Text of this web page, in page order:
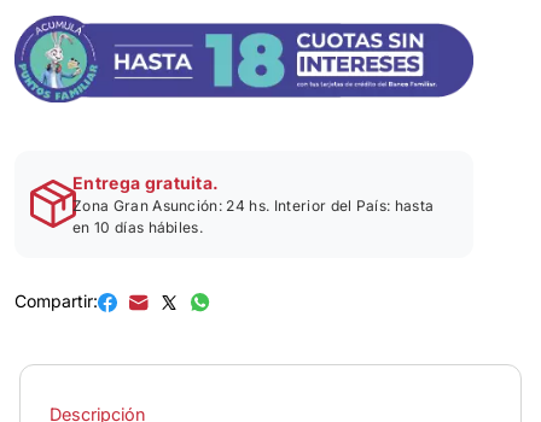
Entrega gratuita.
Zona Gran Asunción: 24 hs. Interior del País: hasta
en 10 días hábiles.
Compartir:
Descripción